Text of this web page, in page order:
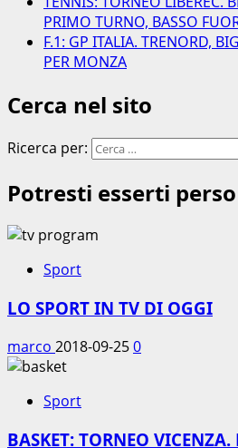
PRIMO TURNO, BASSO
F.1: GP ITALIA. TRENORD,
PER MONZA
Cerca nel sito
Ricerca per:
Potresti esserti perso
Sport
LO SPORT IN TV DI OGGI
marco 2018-09-250
Sport
BASKET: TORNEO